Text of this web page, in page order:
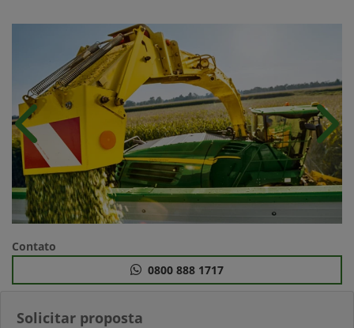
Solicitar proposta
Anterior
Contato
0800 888 1717